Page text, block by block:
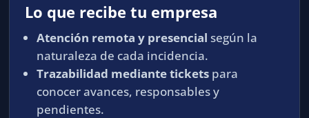
Lo que recibe tu empresa
Atención remota y presencial según la
naturaleza de cada incidencia.
Trazabilidad mediante tickets para
conocer avances, responsables y
pendientes.